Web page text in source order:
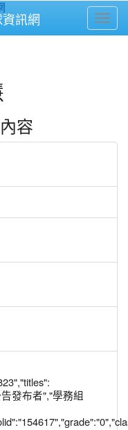
⏸
訊網
容
發布者","學務組